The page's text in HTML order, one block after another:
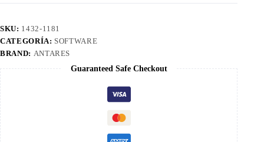
SKU: 1432-1181
CATEGORÍA: SOFTWARE
BRAND: ANTARES
Guaranteed Safe Checkout